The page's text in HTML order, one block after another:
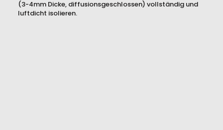
(3-4mm Dicke, diffusionsgeschlossen) vollständig und
luftdicht isolieren.